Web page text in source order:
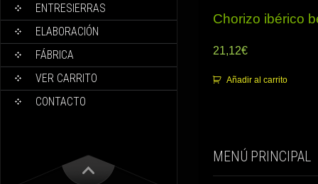
ENTRESIERRAS
ELABORACIÓN
FÁBRICA
VER CARRITO
CONTACTO
Chorizo ibérico
21,12€
Añadir al carrito
MENÚ PRINCIPAL